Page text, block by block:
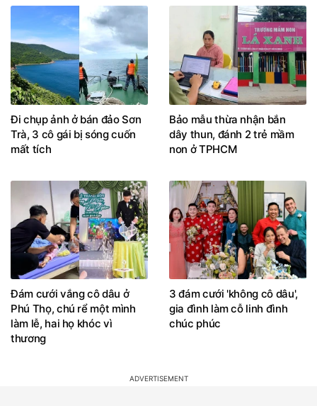
Đi chụp ảnh ở bán đảo Sơn
Trà, 3 cô gái bị sóng cuốn
mất tích
Bảo mẫu thừa nhận bắn
dây thun, đánh 2 trẻ mầm
non ở TPHCM
Đám cưới vắng cô dâu ở
Phú Thọ, chú rể một mình
làm lễ, hai họ khóc vì
thương
3 đám cưới 'không cô dâu',
gia đình làm cỗ linh đình
chúc phúc